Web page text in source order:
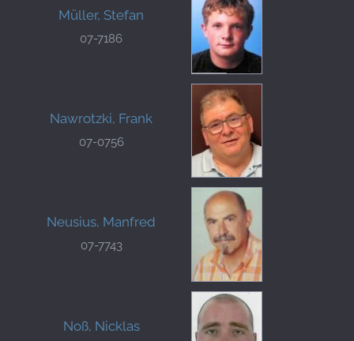
Müller, Stefan
07-7186
Nawrotzki, Frank
07-0756
Neusius, Manfred
07-7743
Noß, Nicklas